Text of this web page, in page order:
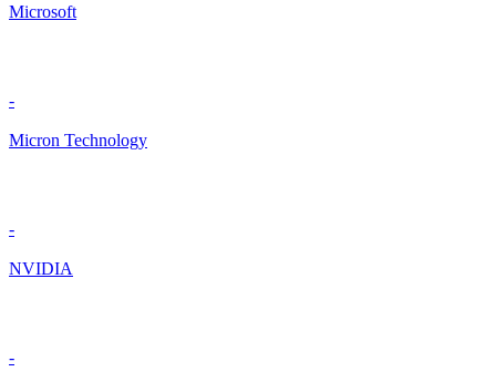
Microsoft
-
Micron Technology
-
NVIDIA
-